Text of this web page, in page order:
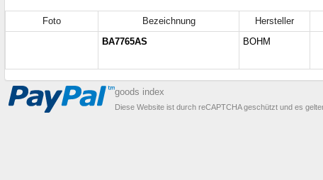
Foto Bezeichnung Hersteller
BA7765AS
BOHM
goods index
Diese Website ist durch reCAPTCHA geschützt und es